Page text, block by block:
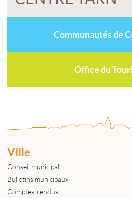
Communautés de
Office du
Ville
Conseil municipal
Bulletins municipaux
Comptes-rendus